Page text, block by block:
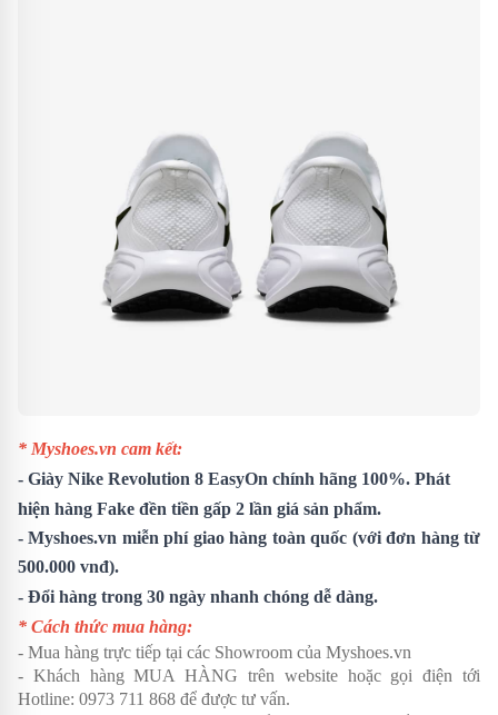
* Myshoes.vn cam kết:
- Giày Nike Revolution 8 EasyOn chính hãng 100%. Phát
hiện hàng Fake đền tiền gấp 2 lần giá sản phẩm.
- Myshoes.vn miễn phí giao hàng toàn quốc (với đơn hàng từ
500.000 vnđ).
- Đổi hàng trong 30 ngày nhanh chóng dễ dàng.
* Cách thức mua hàng:
- Mua hàng trực tiếp tại các Showroom của Myshoes.vn
- Khách hàng MUA HÀNG trên website hoặc gọi điện tới
Hotline: 0973 711 868 để được tư vấn.